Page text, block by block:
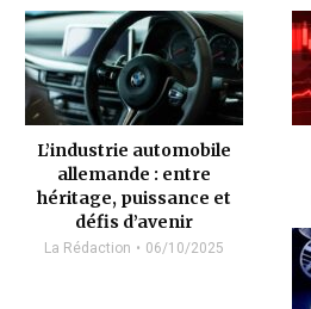
L’industrie automobile
allemande : entre
héritage, puissance et
défis d’avenir
La Rédaction 06/10/2025